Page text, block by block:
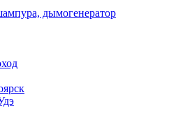
дымогенератор